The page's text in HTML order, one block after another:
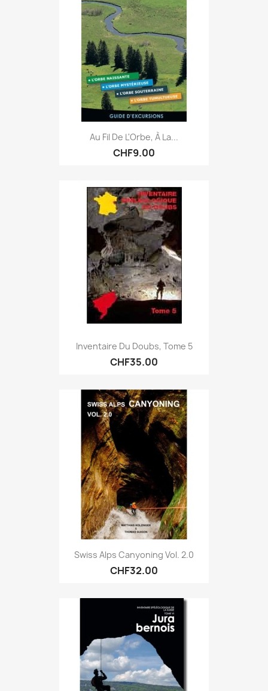
Au Fil De L'Orbe, À La...
CHF9.00
Inventaire Du Doubs, Tome 5
CHF35.00
Swiss Alps Canyoning Vol. 2.0
CHF32.00